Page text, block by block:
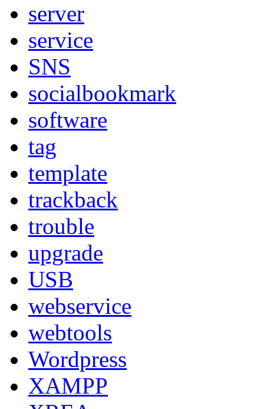
server
service
SNS
socialbookmark
software
tag
template
trackback
trouble
upgrade
USB
webservice
webtools
Wordpress
XAMPP